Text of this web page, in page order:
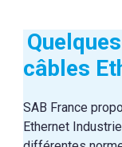
câbles
SAB France
Ethernet